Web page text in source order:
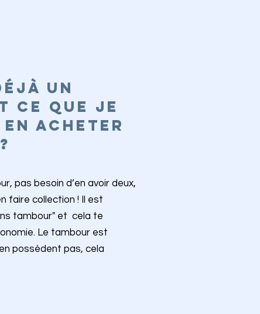
UN
CE QUE JE
ACHETER
pas besoin d’en avoir deux,
faire collection ! Il est
tambour" et cela te
Le tambour est
possèdent pas, cela